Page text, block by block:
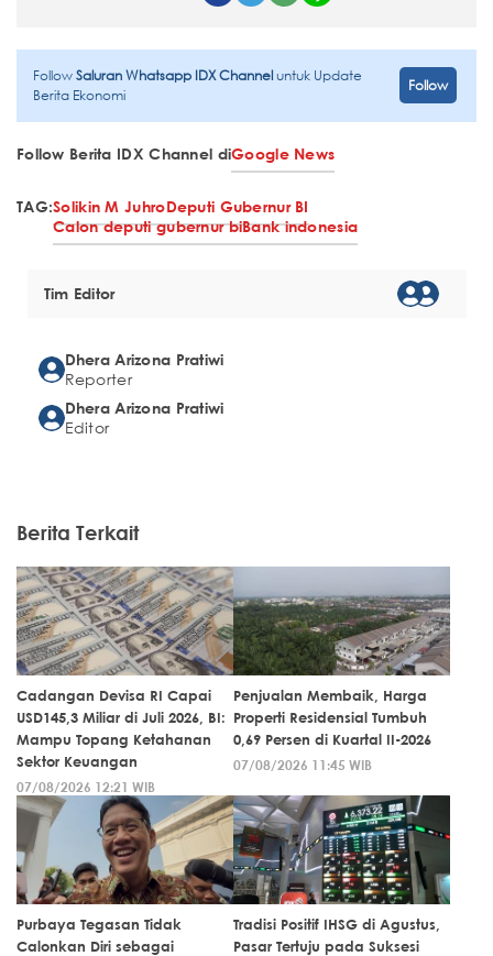
FollowSaluran Whatsapp IDX Channeluntuk Update
Berita Ekonomi
Follow
Follow Berita IDX Channel diGoogle News
TAG:Solikin M JuhroDeputi Gubernur BI
Calon deputi gubernur biBank indonesia
Tim Editor
Dhera Arizona Pratiwi
Reporter
Dhera Arizona Pratiwi
Editor
Berita Terkait
Cadangan Devisa RI Capai
USD145,3 Miliar di Juli 2026, BI:
Mampu Topang Ketahanan
Sektor Keuangan
07/08/2026 12:21 WIB
Penjualan Membaik, Harga
Properti Residensial Tumbuh
0,69 Persen di Kuartal II-2026
07/08/2026 11:45 WIB
Purbaya Tegasan Tidak
Calonkan Diri sebagai
Tradisi Positif IHSG di Agustus,
Pasar Tertuju pada Suksesi